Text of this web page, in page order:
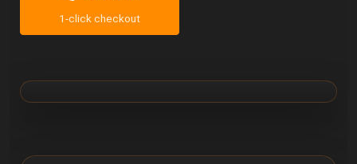
1-click checkout